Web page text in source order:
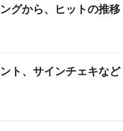
グから、ヒットの推移
ト、サインチェキなど